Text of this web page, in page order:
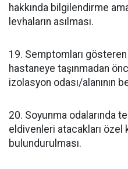
hakkında bilgilendirme
levhaların asılması.
19. Semptomları
hastaneye taşınmadan
izolasyon odası/alanının
20. Soyunma odalarında
eldivenleri atacakları özel
bulundurulması.